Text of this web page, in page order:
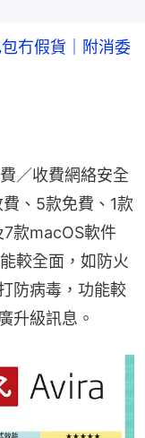
冇假貨｜附消委
／收費網絡安全
、5款免費、1款
款macOS軟件
較全面，如防火
防病毒，功能較
升級訊息。